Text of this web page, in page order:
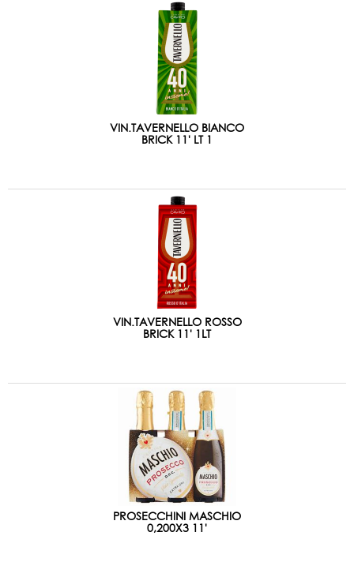
VIN.TAVERNELLO BIANCO
BRICK 11' LT 1
VIN.TAVERNELLO ROSSO
BRICK 11' 1LT
PROSECCHINI MASCHIO
0,200X3 11'